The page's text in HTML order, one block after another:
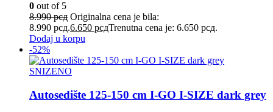
0 out of 5
8.990рсд Originalna cena je bila:
8.990 рсд.6.650 рсдTrenutna cena je: 6.650 рсд.
Dodaj u korpu
-52%
SNIZENO
Autosedište 125-150 cm I-GO I-SIZE dark grey